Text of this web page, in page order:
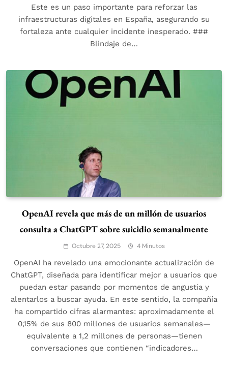
Este es un paso importante para reforzar las
infraestructuras digitales en España, asegurando su
fortaleza ante cualquier incidente inesperado. ###
Blindaje de…
OpenAI revela que más de un millón de usuarios
consulta a ChatGPT sobre suicidio semanalmente
Octubre 27, 2025 4 Minutos
OpenAI ha revelado una emocionante actualización de
ChatGPT, diseñada para identificar mejor a usuarios que
puedan estar pasando por momentos de angustia y
alentarlos a buscar ayuda. En este sentido, la compañía
ha compartido cifras alarmantes: aproximadamente el
0,15% de sus 800 millones de usuarios semanales—
equivalente a 1,2 millones de personas—tienen
conversaciones que contienen “indicadores…